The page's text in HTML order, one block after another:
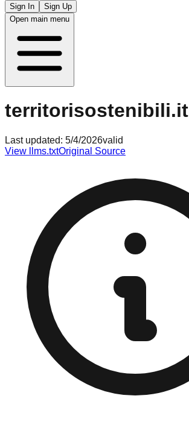
Sign In
Sign Up
Open main menu
territorisostenibili.it
Last updated: 5/4/2026valid
View llms.txtOriginal Source